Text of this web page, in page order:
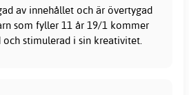
av innehållet och är övertygad
som fyller 11 år 19/1 kommer
stimulerad i sin kreativitet.